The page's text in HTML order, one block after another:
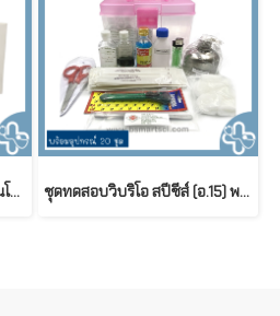
ชุดทดสอบสเตียรอยด์ในยาแผนโบราณในยาแผนโบราณ (Steroid test kit) ชุดทดสอบวิบริโอ สปีชีส์ (อ.15) พร้อมอุปกรณ์ 20 ชุด